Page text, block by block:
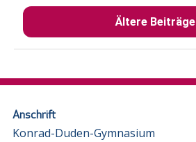
Ältere Beiträge
Anschrift
Konrad-Duden-Gymnasium